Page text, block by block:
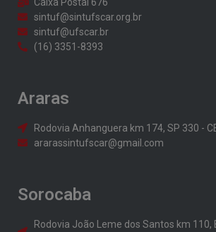
sintuf@sintufscar.org.br
sintuf@ufscar.br
(16) 3351-8393
Araras
Rodovia Anhanguera km 174, SP 330 -
ararassintufscar@gmail.com
Sorocaba
Rodovia João Leme dos Santos km 110,